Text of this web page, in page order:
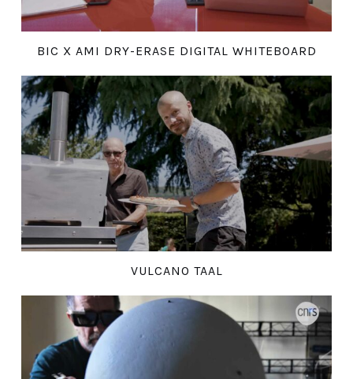
BIC X AMI DRY-ERASE DIGITAL WHITEBOARD
VULCANO TAAL